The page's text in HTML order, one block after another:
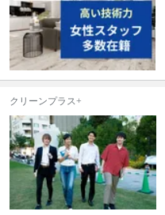
クリーンプラス+